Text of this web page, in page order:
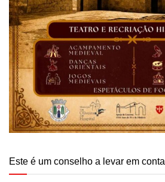
Este é um conselho a levar em conta